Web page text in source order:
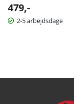
479,-
2-5 arbejdsdage